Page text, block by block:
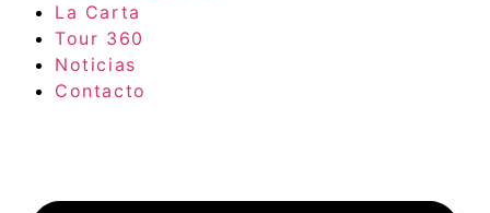
La Carta
Tour 360
Noticias
Contacto